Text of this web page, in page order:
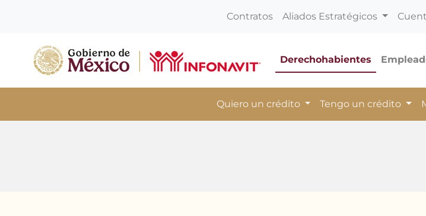
Contratos Aliados Estratégicos
Derechohabientes
Quiero un crédito Tengo un crédito